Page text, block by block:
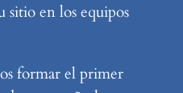
sitio en los equipos
formar el primer